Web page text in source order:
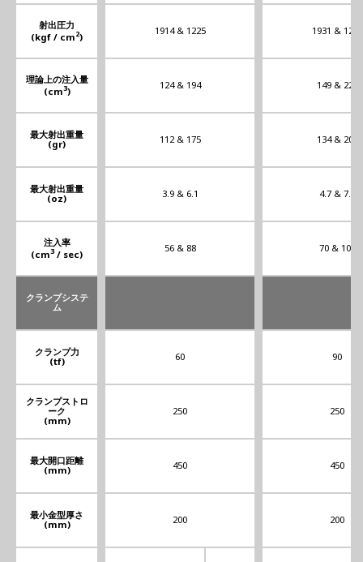
射出圧力
(kgf / cm2)
理論上の注入量
(cm3)
最大射出重量
(gr)
最大射出重量
(oz)
注入率
(cm3 / sec)
クランプシステ
ム
クランプ力
(tf)
クランプストロ
ーク
(mm)
最大開口距離
(mm)
最小金型厚さ
(mm)
1914 & 1225
124 & 194
112 & 175
3.9 & 6.1
56 & 88
60
250
450
200
1931 & 1256
149 & 228
134 & 205
4.7 & 7.2
70 & 108
90
250
450
200